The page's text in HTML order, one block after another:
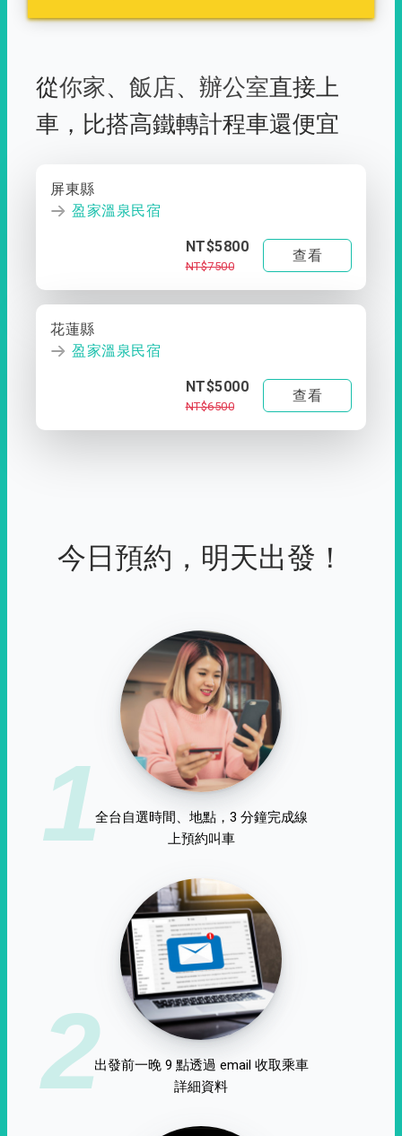
從你家、 飯店、 辦公室直接上
車， 比搭高鐵轉計程車還便宜
屏東縣
盈家溫泉民宿
NT$5800
NT$7500
查看
花蓮縣
盈家溫泉民宿
NT$5000
NT$6500
查看
今日預約，明天出發！
1全台自選時間、地點，3 分鐘完成線
上預約叫車
2出發前一晚 9 點透過 email 收取乘車
詳細資料